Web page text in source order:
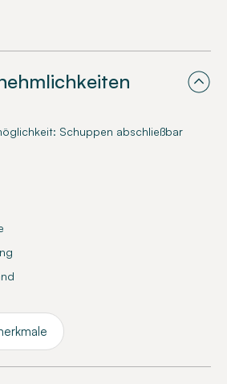
Schuppen abschließbar